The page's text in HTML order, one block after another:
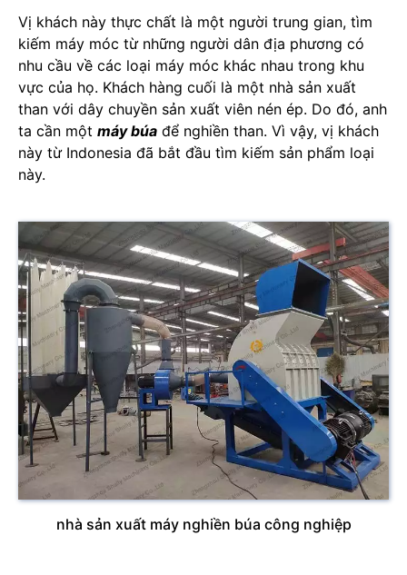
Vị khách này thực chất là một người trung gian, tìm
kiếm máy móc từ những người dân địa phương có
nhu cầu về các loại máy móc khác nhau trong khu
vực của họ. Khách hàng cuối là một nhà sản xuất
than với dây chuyền sản xuất viên nén ép. Do đó, anh
ta cần một máy búa để nghiền than. Vì vậy, vị khách
này từ Indonesia đã bắt đầu tìm kiếm sản phẩm loại
này.
nhà sản xuất máy nghiền búa công nghiệp